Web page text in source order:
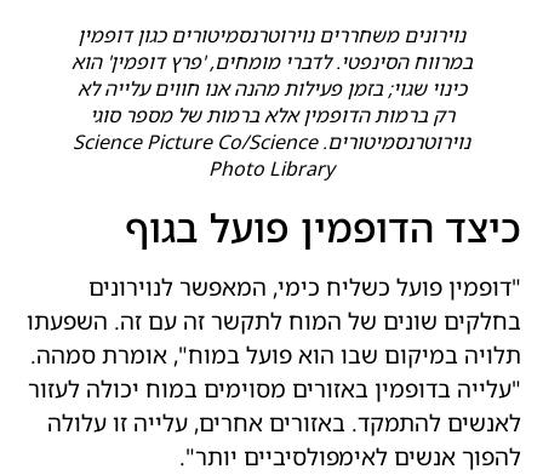
נוירונים משחררים נוירוטרנסמיטורים כגון דופמין
במרווח הסינפטי. לדברי מומחים, 'פרץ דופמין' הוא
כינוי שגוי; בזמן פעילות מהנה אנו חווים עלייה לא
רק ברמות הדופמין אלא ברמות של מספר סוגי
נוירוטרנסמיטורים. Science Picture Co/Science
Photo Library
כיצד הדופמין פועל בגוף
"דופמין פועל כשליח כימי, המאפשר לנוירונים
בחלקים שונים של המוח לתקשר זה עם זה. השפעתו
תלויה במיקום שבו הוא פועל במוח", אומרת סמהה.
"עלייה בדופמין באזורים מסוימים במוח יכולה לעזור
לאנשים להתמקד. באזורים אחרים, עלייה זו עלולה
להפוך אנשים לאימפולסיביים יותר".